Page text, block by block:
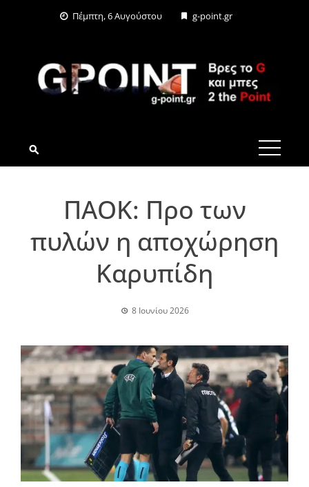
Πέμπτη, 6 Αυγούστου g-point.gr
G-POINT.GR
ΠΑΟΚ: Προ των
πυλών η αποχώρηση
Καρυπίδη
8 Ιουνίου 2026